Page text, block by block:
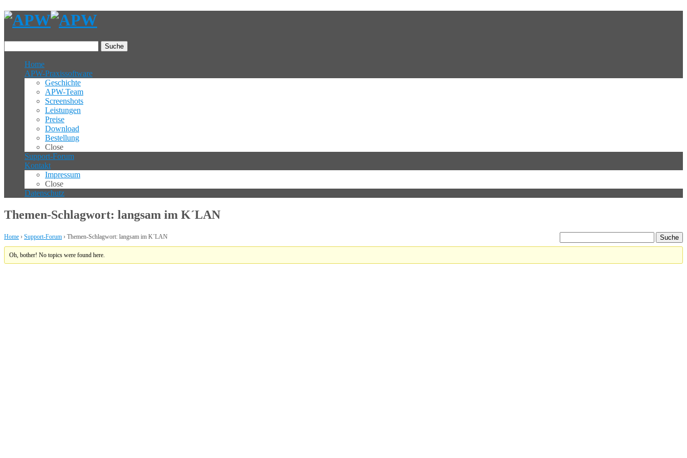
Suche
Home
APW-Praxissoftware
Geschichte
APW-Team
Screenshots
Leistungen
Preise
Download
Bestellung
Close
Support-Forum
Kontakt
Impressum
Close
Datenschutz
Themen-Schlagwort: langsam im K´LAN
Home › Support-Forum › Themen-Schlagwort: langsam im K´LAN
Oh, bother! No topics were found here.